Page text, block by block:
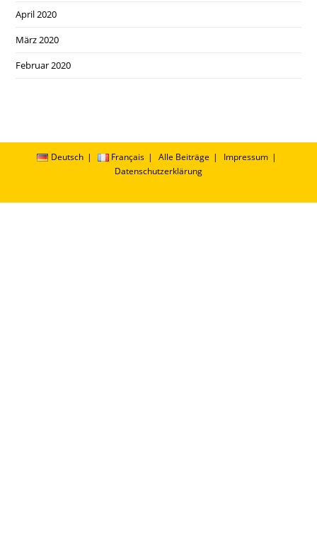
April 2020
März 2020
Februar 2020
Deutsch Français Alle Beiträge
Impressum
Datenschutzerklärung